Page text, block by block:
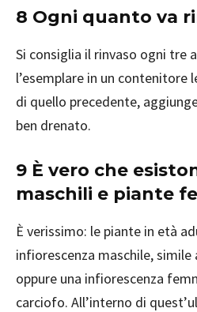
8 Ogni quanto va
Si consiglia il rinvaso ogni tre
l’esemplare in un contenitore
di quello precedente,
ben drenato.
9 È vero che
maschili e piante
È verissimo: le piante in età
infiorescenza maschile, simile
oppure una infiorescenza
carciofo. All’interno di